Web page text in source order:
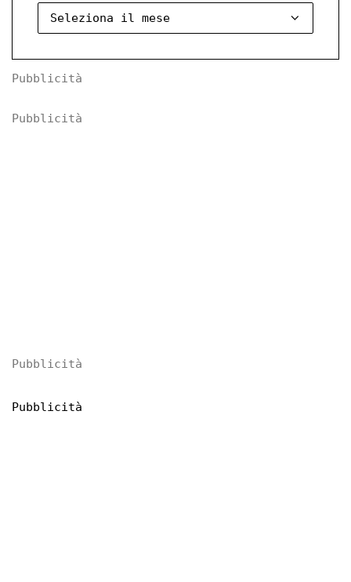
Pubblicità
Pubblicità
Pubblicità
Pubblicità